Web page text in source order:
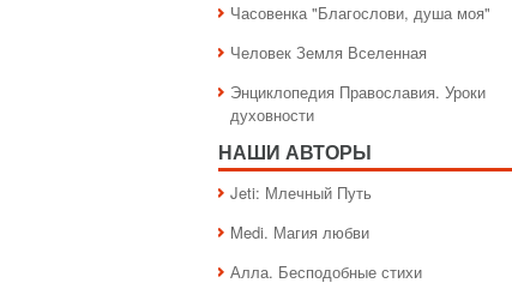
Часовенка "Благослови, душа моя"
Человек Земля Вселенная
Энциклопедия Православия. Уроки
духовности
НАШИ АВТОРЫ
Jeti: Млечный Путь
Medi. Магия любви
Алла. Бесподобные стихи